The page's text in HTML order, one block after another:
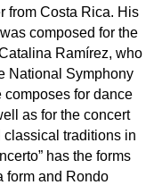
from Costa Rica. His
composed for the
Ramírez, who
National Symphony
composes for dance
as for the concert
classical traditions in
has the forms
form and Rondo